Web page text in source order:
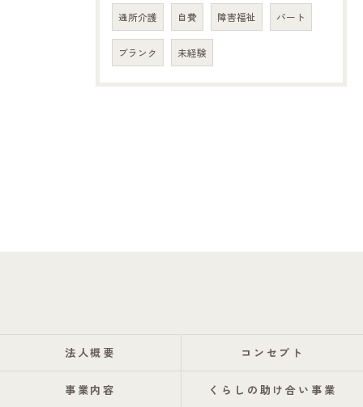
通所介護 自費 障害福祉 パート
ブランク 未経験
法人概要 コンセプト
事業内容 くらしの助け合い事業